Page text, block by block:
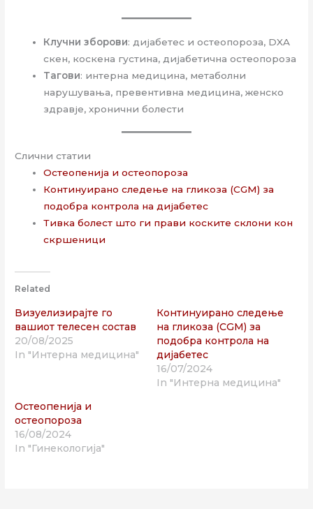
Клучни зборови: дијабетес и остеопороза, DXA
скен, коскена густина, дијабетична остеопороза
Тагови: интерна медицина, метаболни
нарушувања, превентивна медицина, женско
здравје, хронични болести
Слични статии
Остеопенија и остеопороза
Континуирано следење на гликоза (CGM) за
подобра контрола на дијабетес
Тивка болест што ги прави коските склони кон
скршеници
Related
Визуелизирајте го
вашиот телесен состав
20/08/2025
In "Интерна медицина"
Континуирано следење
на гликоза (CGM) за
подобра контрола на
дијабетес
16/07/2024
In "Интерна медицина"
Остеопенија и
остеопороза
16/08/2024
In "Гинекологија"